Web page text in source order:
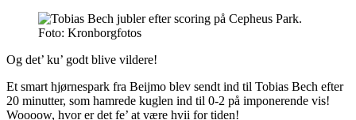
Foto: Kronborgfotos
Og det’ ku’ godt blive vildere!
Et smart hjørnespark fra Beijmo blev sendt ind til Tobias Bech efter
20 minutter, som hamrede kuglen ind til 0-2 på imponerende vis!
Woooow, hvor er det fe’ at være hvii for tiden!